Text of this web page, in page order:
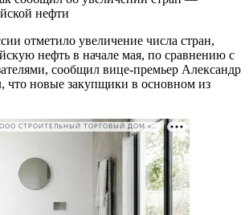
нефти
отметило увеличение числа стран,
нефть в начале мая, по сравнению с
сообщил вице-премьер Александр
что новые закупщики в основном из
РЕКЛАМА • ООО СТРОИТЕЛЬНЫЙ ТОРГОВЫЙ ДОМ «ПЕТРОВИЧ». ИНН: 7802348846